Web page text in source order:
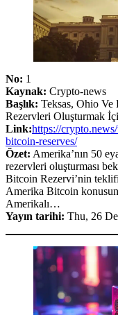
No: 1
Kaynak: Crypto-news
Başlık: Teksas, Ohio
Rezervleri Oluşturmak
Link:https://
bitcoin-reserves/
Özet: Amerika’nın 50
rezervleri oluşturması
Bitcoin Rezervi’nin
Amerika Bitcoin
Amerikalı…
Yayın tarihi: Thu, 26